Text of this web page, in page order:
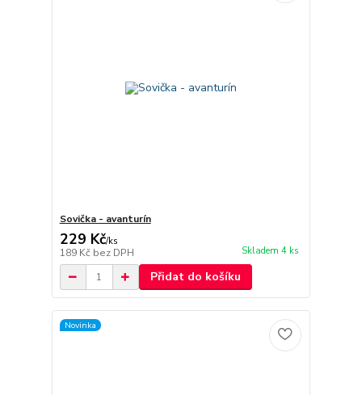
Sovička - avanturín
229 Kč/ks
189 Kč bez DPH Skladem 4 ks
Přidat do košíku
Novinka